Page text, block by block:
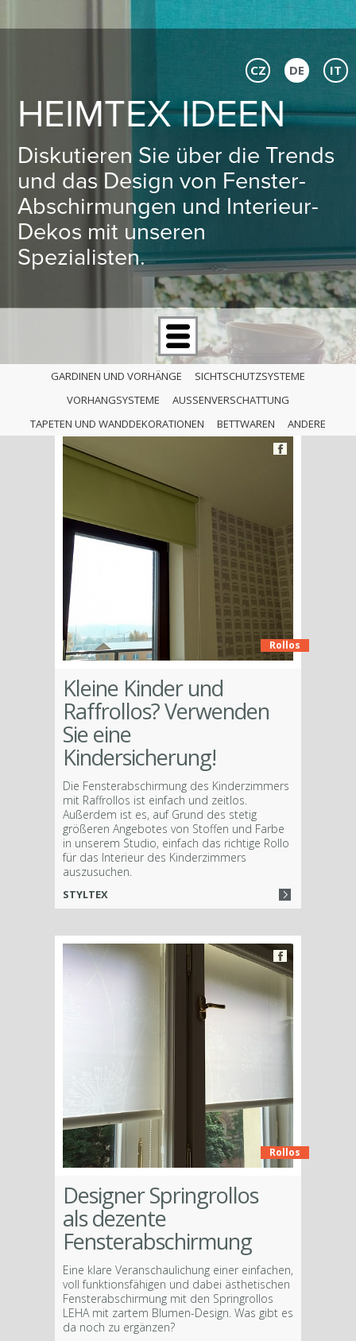
HEIMTEX IDEEN
Diskutieren Sie über die Trends
und das Design von Fenster-
Abschirmungen und Interieur-
Dekos mit unseren
Spezialisten.
CZ DE IT
GARDINEN UND VORHÄNGE
SICHTSCHUTZSYSTEME
VORHANGSYSTEME
AUSSENVERSCHATTUNG
TAPETEN UND WANDDEKORATIONEN
BETTWAREN ANDERE
Rollos
Kleine Kinder und
Raffrollos? Verwenden
Sie eine
Kindersicherung!
Die Fensterabschirmung des Kinderzimmers
mit Raffrollos ist einfach und zeitlos.
Außerdem ist es, auf Grund des stetig
größeren Angebotes von Stoffen und Farbe
in unserem Studio, einfach das richtige Rollo
für das Interieur des Kinderzimmers
auszusuchen.
STYLTEX
Rollos
Designer Springrollos
als dezente
Fensterabschirmung
Eine klare Veranschaulichung einer einfachen,
voll funktionsfähigen und dabei ästhetischen
Fensterabschirmung mit den Springrollos
LEHA mit zartem Blumen-Design. Was gibt es
da noch zu ergänzen?